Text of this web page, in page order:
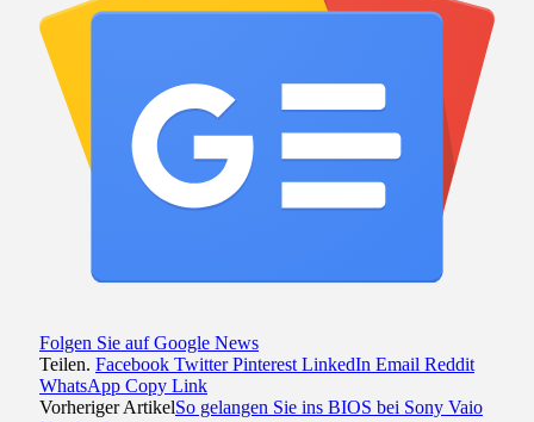
Folgen Sie auf Google News
Teilen. Facebook Twitter Pinterest LinkedIn Email Reddit
WhatsApp Copy Link
Vorheriger ArtikelSo gelangen Sie ins BIOS bei Sony Vaio